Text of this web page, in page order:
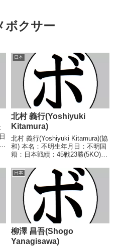
ボクサー
日本
北村 義行(Yoshiyuki
Kitamura)
北村 義行(Yoshiyuki Kitamura)(協
和) 本名：不明生年月日：不明国
籍：日本戦績：45戦23勝(5KO)11
本フライ級王座 【戦歴】
1948/03/24 ○4R判定 (採点不
明) 牛田 孝一...
日本
柳澤 昌吾(Shogo
Yanagisawa)